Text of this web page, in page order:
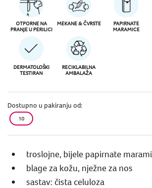
OTPORNE NA
PRANJE U PERILICI
MEKANE & ČVRSTE
PAPIRNATE
MARAMICE
DERMATOLOŠKI
TESTIRAN
RECIKLABILNA
AMBALAŽA
Dostupno u pakiranju od:
10
troslojne, bijele papirnate
blage za kožu, nježne za nos
sastav: čista celuloza